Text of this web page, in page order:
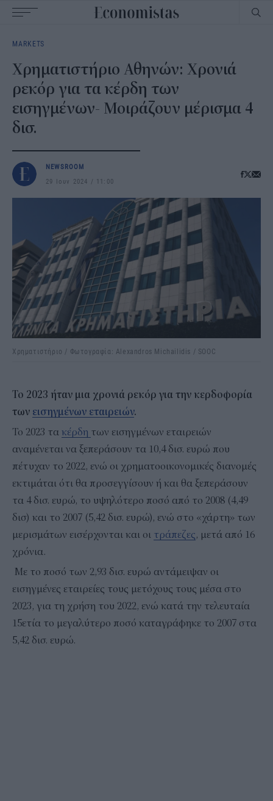
navigation
MARKETS
Χρηματιστήριο Αθηνών: Χρονιά
ρεκόρ για τα κέρδη των
εισηγμένων- Μοιράζουν μέρισμα 4
δισ.
NEWSROOM
29 Ιουν 2024
11:00
Χρηματιστήριο / Φωτογραφία: Alexandros Michailidis / SOOC
Το 2023 ήταν μια χρονιά ρεκόρ για την κερδοφορία
των εισηγμένων εταιρειών.
Το 2023 τα κέρδη των εισηγμένων εταιρειών
αναμένεται να ξεπεράσουν τα 10,4 δισ. ευρώ που
πέτυχαν το 2022, ενώ οι χρηματοοικονομικές διανομές
εκτιμάται ότι θα προσεγγίσουν ή και θα ξεπεράσουν
τα 4 δισ. ευρώ, το υψηλότερο ποσό από το 2008 (4,49
δισ) και το 2007 (5,42 δισ. ευρώ), ενώ στο «χάρτη» των
μερισμάτων εισέρχονται και οι τράπεζες, μετά από 16
χρόνια.
Με το ποσό των 2,93 δισ. ευρώ αντάμειψαν οι
εισηγμένες εταιρείες τους μετόχους τους μέσα στο
2023, για τη χρήση του 2022, ενώ κατά την τελευταία
15ετία το μεγαλύτερο ποσό καταγράφηκε το 2007 στα
5,42 δισ. ευρώ.